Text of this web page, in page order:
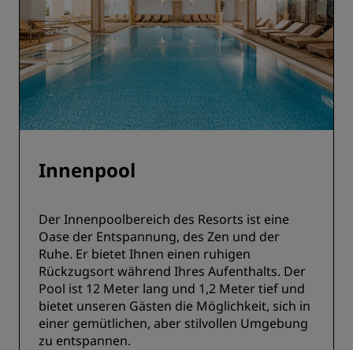
Innenpool
Der Innenpoolbereich des Resorts ist eine
Oase der Entspannung, des Zen und der
Ruhe. Er bietet Ihnen einen ruhigen
Rückzugsort während Ihres Aufenthalts. Der
Pool ist 12 Meter lang und 1,2 Meter tief und
bietet unseren Gästen die Möglichkeit, sich in
einer gemütlichen, aber stilvollen Umgebung
zu entspannen.